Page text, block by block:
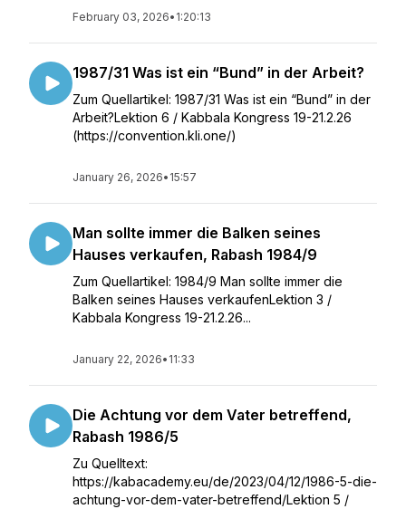
February 03, 2026• 1:20:13
1987/31 Was ist ein “Bund” in der Arbeit?
Zum Quellartikel: 1987/31 Was ist ein “Bund” in der
Arbeit?Lektion 6 / Kabbala Kongress 19-21.2.26
(https://convention.kli.one/)
January 26, 2026• 15:57
Man sollte immer die Balken seines
Hauses verkaufen, Rabash 1984/9
Zum Quellartikel: 1984/9 Man sollte immer die
Balken seines Hauses verkaufenLektion 3 /
Kabbala Kongress 19-21.2.26...
January 22, 2026• 11:33
Die Achtung vor dem Vater betreffend,
Rabash 1986/5
Zu Quelltext:
https://kabacademy.eu/de/2023/04/12/1986-5-die-
achtung-vor-dem-vater-betreffend/Lektion 5 /